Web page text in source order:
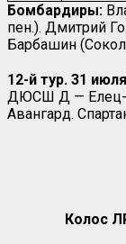
Бомбардиры:
пен.). Дмитрий
Барбашин
12-й тур. 31
ДЮСШ Д — Елец-
Авангард.
Колос